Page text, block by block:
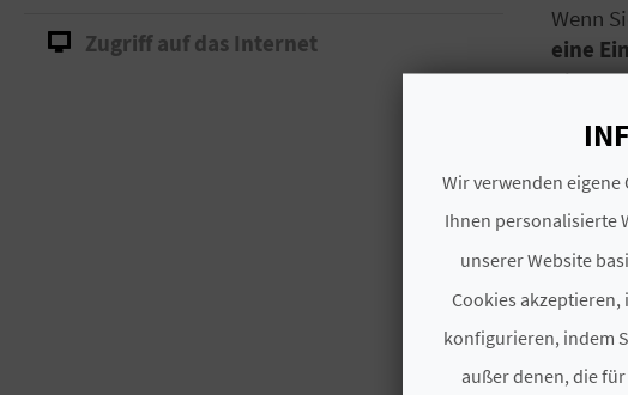
Zugriff auf das Internet
Wenn
eine
Wir verwenden
Ihnen personalisierte
unserer Website
Cookies akzeptieren,
konfigurieren, indem
außer denen, die